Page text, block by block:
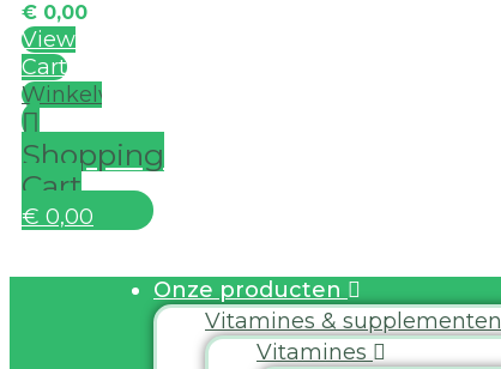
€ 0,00
View
Cart
Winkelwagen
Shopping
Cart
€ 0,00
Onze producten
Vitamines & supplementen
Vitamines